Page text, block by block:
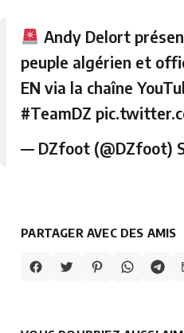
Andy Delort
peuple algérien et
EN via la chaîne
#TeamDZ
— DZfoot (@DZfoot)
PARTAGER AVEC DES AMIS